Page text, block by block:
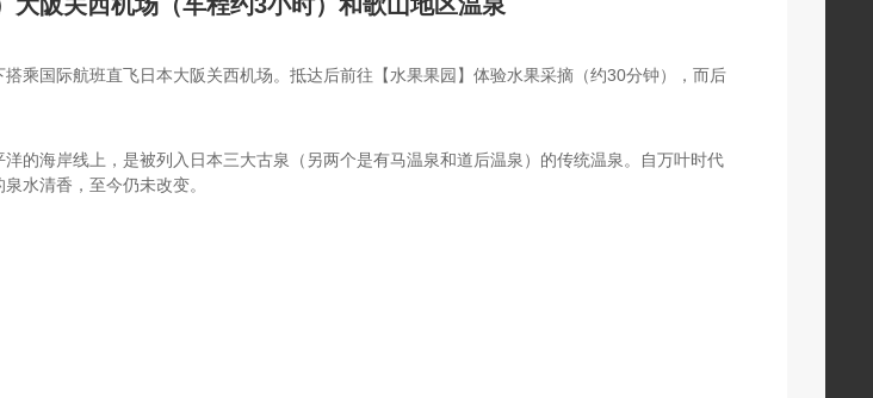
乘国际航班直飞日本大阪关西机场。抵达后前往【水果果园】体验水果采摘（约30分钟），而后
的海岸线上，是被列入日本三大古泉（另两个是有马温泉和道后温泉）的传统温泉。自万叶时代
水清香，至今仍未改变。